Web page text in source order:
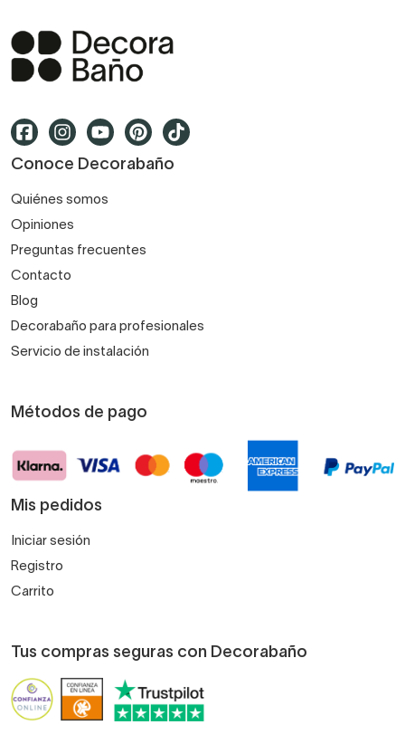
Conoce Decorabaño
Quiénes somos
Opiniones
Preguntas frecuentes
Contacto
Blog
Decorabaño para profesionales
Servicio de instalación
Métodos de pago
Mis pedidos
Iniciar sesión
Registro
Carrito
Tus compras seguras con Decorabaño